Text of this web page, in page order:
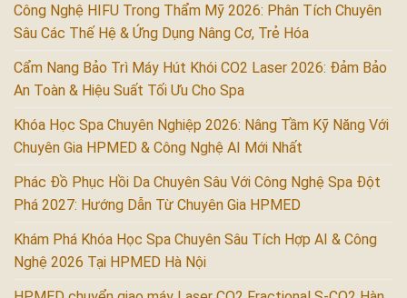
Công Nghệ HIFU Trong Thẩm Mỹ 2026: Phân Tích Chuyên
Sâu Các Thế Hệ & Ứng Dụng Nâng Cơ, Trẻ Hóa
Cẩm Nang Bảo Trì Máy Hút Khói CO2 Laser 2026: Đảm Bảo
An Toàn & Hiệu Suất Tối Ưu Cho Spa
Khóa Học Spa Chuyên Nghiệp 2026: Nâng Tầm Kỹ Năng Với
Chuyên Gia HPMED & Công Nghệ AI Mới Nhất
Phác Đồ Phục Hồi Da Chuyên Sâu Với Công Nghệ Spa Đột
Phá 2027: Hướng Dẫn Từ Chuyên Gia HPMED
Khám Phá Khóa Học Spa Chuyên Sâu Tích Hợp AI & Công
Nghệ 2026 Tại HPMED Hà Nội